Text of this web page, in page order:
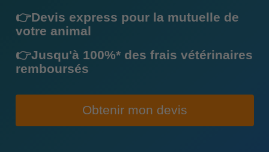
👉Devis express pour la mutuelle de
votre animal
👉Jusqu'à 100%* des frais vétérinaires
remboursés
Obtenir mon devis